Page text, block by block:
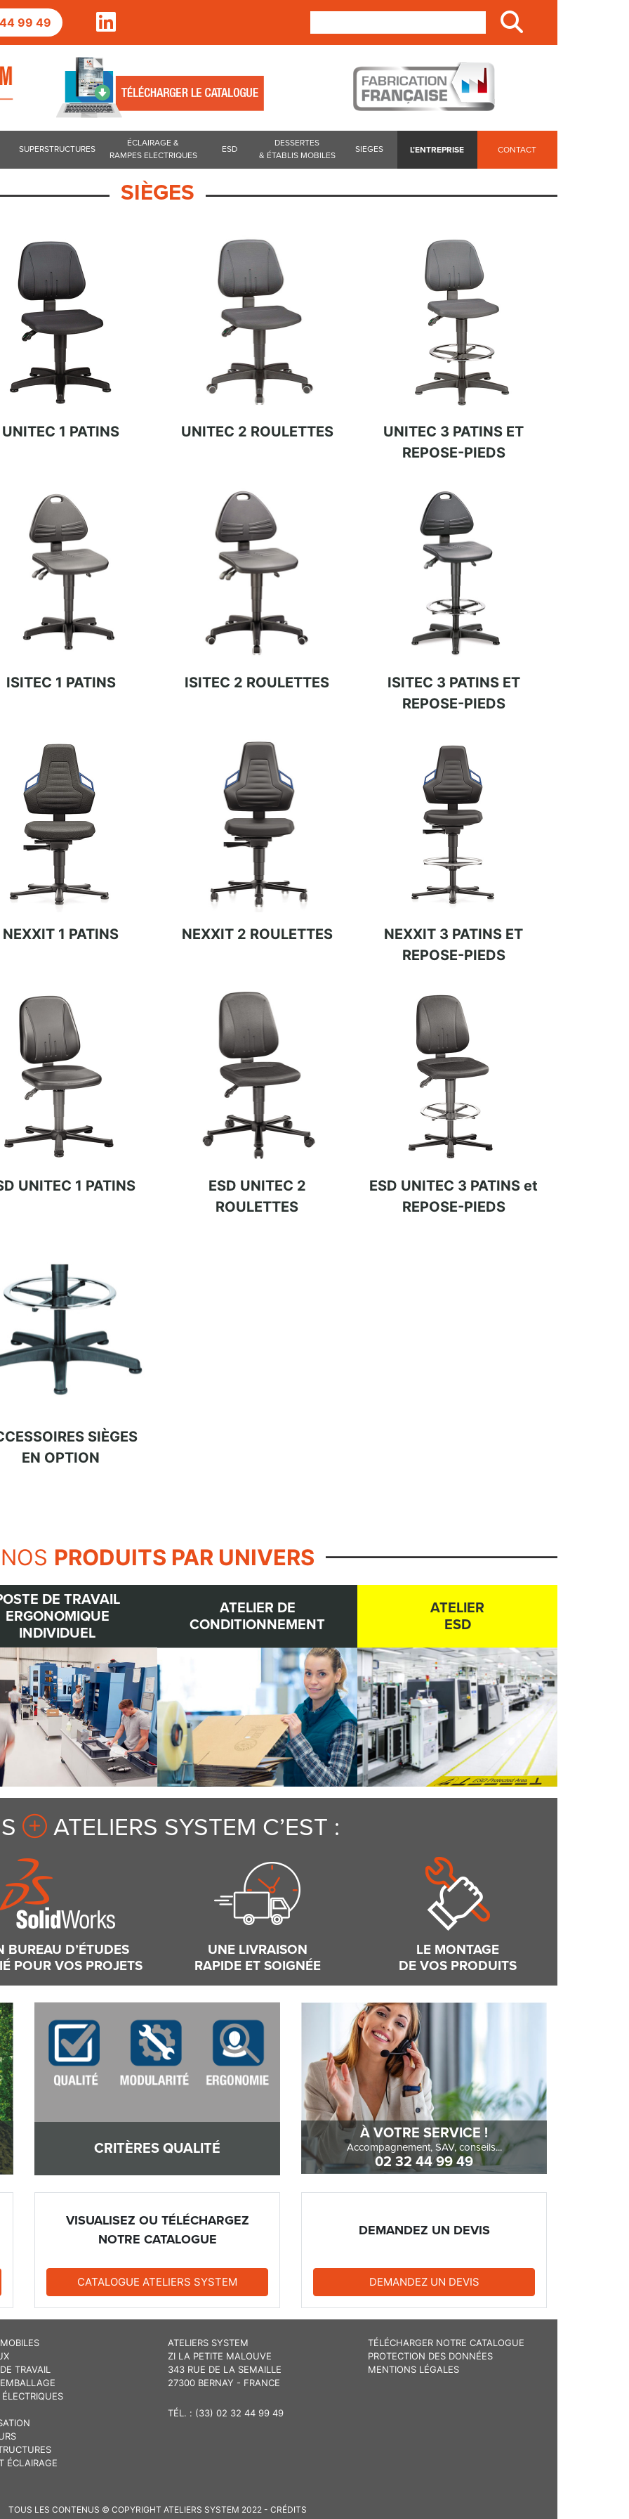
99 49
SUPERSTRUCTURES
ÉCLAIRAGE &
RAMPES ELECTRIQUES
ESD
DESSERTES
& ÉTABLIS MOBILES
SIEGES L’ENTREPRISE CONTACT
SIÈGES
UNITEC 1 PATINS UNITEC 2 ROULETTES
UNITEC 3 PATINS ET
REPOSE-PIEDS
ISITEC 1 PATINS ISITEC 2 ROULETTES
ISITEC 3 PATINS ET
REPOSE-PIEDS
NEXXIT 1 PATINS NEXXIT 2 ROULETTES
NEXXIT 3 PATINS ET
REPOSE-PIEDS
UNITEC 1 PATINS
ESD UNITEC 2
ROULETTES
ESD UNITEC 3 PATINS et
REPOSE-PIEDS
SIÈGES
EN OPTION
NOS PRODUITS PAR UNIVERS
DE TRAVAIL
ERGONOMIQUE
INDIVIDUEL
ATELIER DE
CONDITIONNEMENT
ATELIER
ESD
ATELIERS SYSTEM C’EST :
BUREAU D’ÉTUDES
POUR VOS PROJETS
UNE LIVRAISON
RAPIDE ET SOIGNÉE
LE MONTAGE
DE VOS PRODUITS
CRITÈRES QUALITÉ
À VOTRE SERVICE !
Accompagnement, SAV, conseils...
02 32 44 99 49
VISUALISEZ OU TÉLÉCHARGEZ
NOTRE CATALOGUE
CATALOGUE ATELIERS SYSTEM
DEMANDEZ UN DEVIS
DEMANDEZ UN DEVIS
TRAVAIL
ÉCLAIRAGE
ATELIERS SYSTEM
ZI LA PETITE MALOUVE
343 RUE DE LA SEMAILLE
27300 BERNAY - FRANCE
TÉL. : (33) 02 32 44 99 49
TÉLÉCHARGER NOTRE CATALOGUE
PROTECTION DES DONNÉES
MENTIONS LÉGALES
TOUS LES CONTENUS © COPYRIGHT ATELIERS SYSTEM 2022 - CRÉDITS